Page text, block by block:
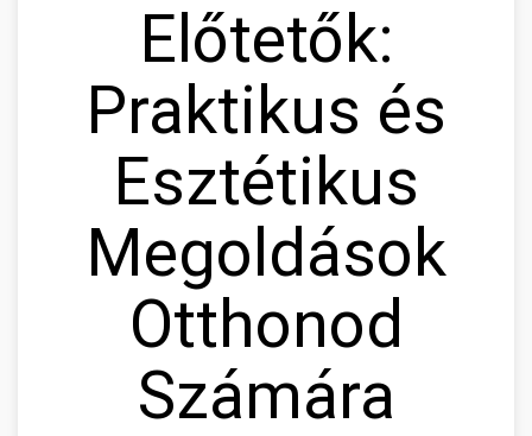
Előtetők:
Praktikus és
Esztétikus
Megoldások
Otthonod
Számára